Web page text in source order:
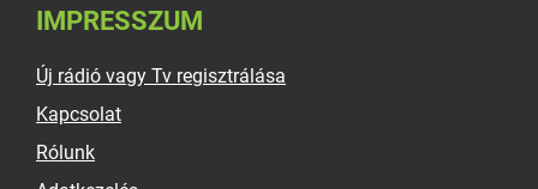
IMPRESSZUM
Új rádió vagy Tv regisztrálása
Kapcsolat
Rólunk